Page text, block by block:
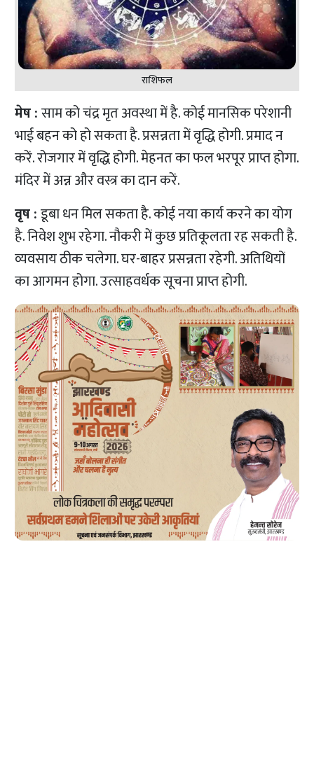
राशिफल
मेष :साम को चंद्र मृत अवस्था में है. कोई मानसिक परेशानी
भाई बहन को हो सकता है. प्रसन्नता में वृद्धि होगी. प्रमाद न
करें. रोजगार में वृद्धि होगी. मेहनत का फल भरपूर प्राप्त होगा.
मंदिर में अन्न और वस्त्र का दान करें.
वृष :डूबा धन मिल सकता है. कोई नया कार्य करने का योग
है. निवेश शुभ रहेगा. नौकरी में कुछ प्रतिकूलता रह सकती है.
व्यवसाय ठीक चलेगा. घर-बाहर प्रसन्नता रहेगी. अतिथियों
का आगमन होगा. उत्साहवर्धक सूचना प्राप्त होगी.